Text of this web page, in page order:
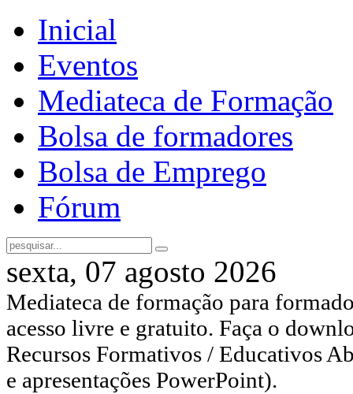
Inicial
Eventos
Mediateca de Formação
Bolsa de formadores
Bolsa de Emprego
Fórum
sexta, 07 agosto 2026
Mediateca de formação para
acesso livre e gratuito. Faça o
Recursos Formativos / Educativos
e apresentações PowerPoint).